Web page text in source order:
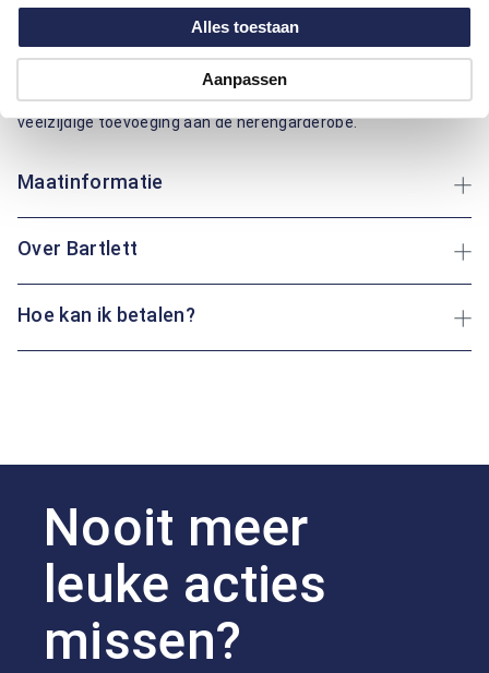
Alles toestaan
Aanpassen
kleur en gemaakt van een comfortabele kwaliteit stof, is
deze broek geschikt voor zowel casual als verzorgde looks.
De twee steekzakken aan de voorzijde en twee paspelzakken
aan de achterzijde maken het ontwerp compleet. Een
veelzijdige toevoeging aan de herengarderobe.
Maatinformatie
Over Bartlett
Hoe kan ik betalen?
Nooit meer
leuke acties
missen?